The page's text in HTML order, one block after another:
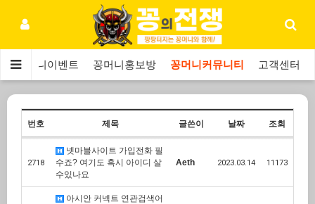
꽁머니이벤트 꽁머니홍보방 꽁머니커뮤니티 고객센터
번호 제목 글쓴이 날짜 조회
2718
넷마블사이트 가입전화 필
수죠? 여기도 혹시 아이디 살
수있나요
Aeth 2023.03.14 11173
아시안 커넥트 연관검색어